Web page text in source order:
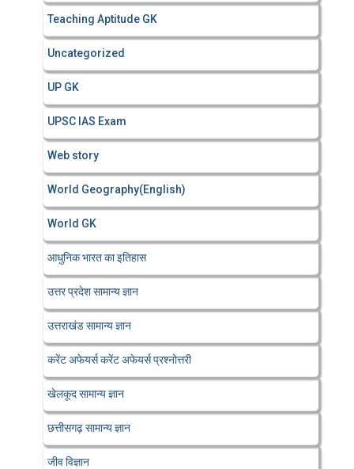
Teaching Aptitude GK
Uncategorized
UP GK
UPSC IAS Exam
Web story
World Geography(English)
World GK
आधुनिक भारत का इतिहास
उत्तर प्रदेश सामान्य ज्ञान
उत्तराखंड सामान्य ज्ञान
करेंट अफेयर्स करेंट अफेयर्स प्रश्नोत्तरी
खेलकूद सामान्य ज्ञान
छत्तीसगढ़ सामान्य ज्ञान
जीव विज्ञान